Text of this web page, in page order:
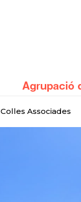
Colles Associades